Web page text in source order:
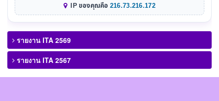
IP ของคุณคือ 216.73.216.172
รายงาน ITA 2569
รายงาน ITA 2567